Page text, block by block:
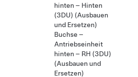
hinten – Hinten
(3DU) (Ausbauen
und Ersetzen)
Buchse –
Antriebseinheit
hinten – RH (3DU)
(Ausbauen und
Ersetzen)